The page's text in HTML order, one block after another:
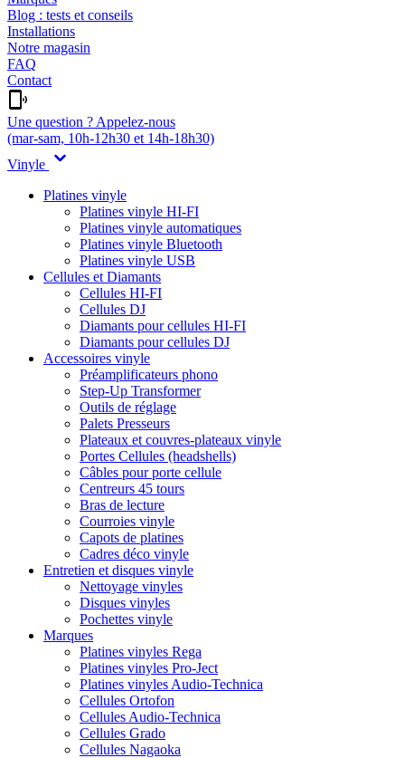
Blog : tests et conseils
Installations
Notre magasin
FAQ
Contact
Une question ? Appelez-nous
(mar-sam, 10h-12h30 et 14h-18h30)
Vinyle
Platines vinyle
Platines vinyle HI-FI
Platines vinyle automatiques
Platines vinyle Bluetooth
Platines vinyle USB
Cellules et Diamants
Cellules HI-FI
Cellules DJ
Diamants pour cellules HI-FI
Diamants pour cellules DJ
Accessoires vinyle
Préamplificateurs phono
Step-Up Transformer
Outils de réglage
Palets Presseurs
Plateaux et couvres-plateaux vinyle
Portes Cellules (headshells)
Câbles pour porte cellule
Centreurs 45 tours
Bras de lecture
Courroies vinyle
Capots de platines
Cadres déco vinyle
Entretien et disques vinyle
Nettoyage vinyles
Disques vinyles
Pochettes vinyle
Marques
Platines vinyles Rega
Platines vinyles Pro-Ject
Platines vinyles Audio-Technica
Cellules Ortofon
Cellules Audio-Technica
Cellules Grado
Cellules Nagaoka